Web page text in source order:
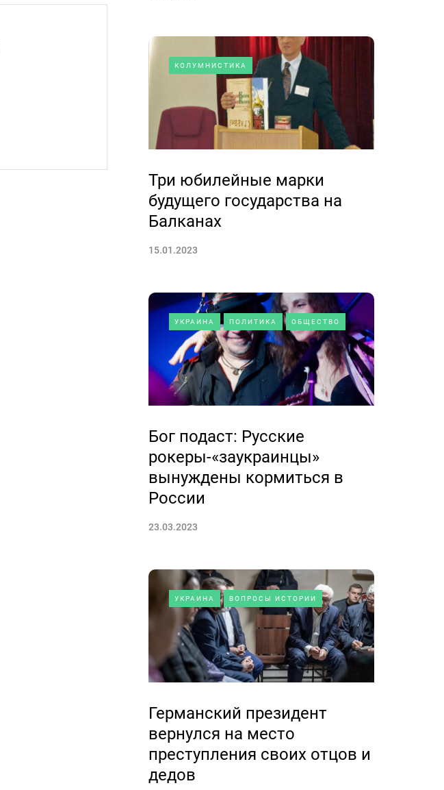
КОЛУМНИСТИКА
Три юбилейные марки
будущего государства на
Балканах
15.01.2023
УКРАИНА ПОЛИТИКА ОБЩЕСТВО
Бог подаст: Русские
рокеры-«заукраинцы»
вынуждены кормиться в
России
23.03.2023
УКРАИНА ВОПРОСЫ ИСТОРИИ
Германский президент
вернулся на место
преступления своих отцов и
дедов